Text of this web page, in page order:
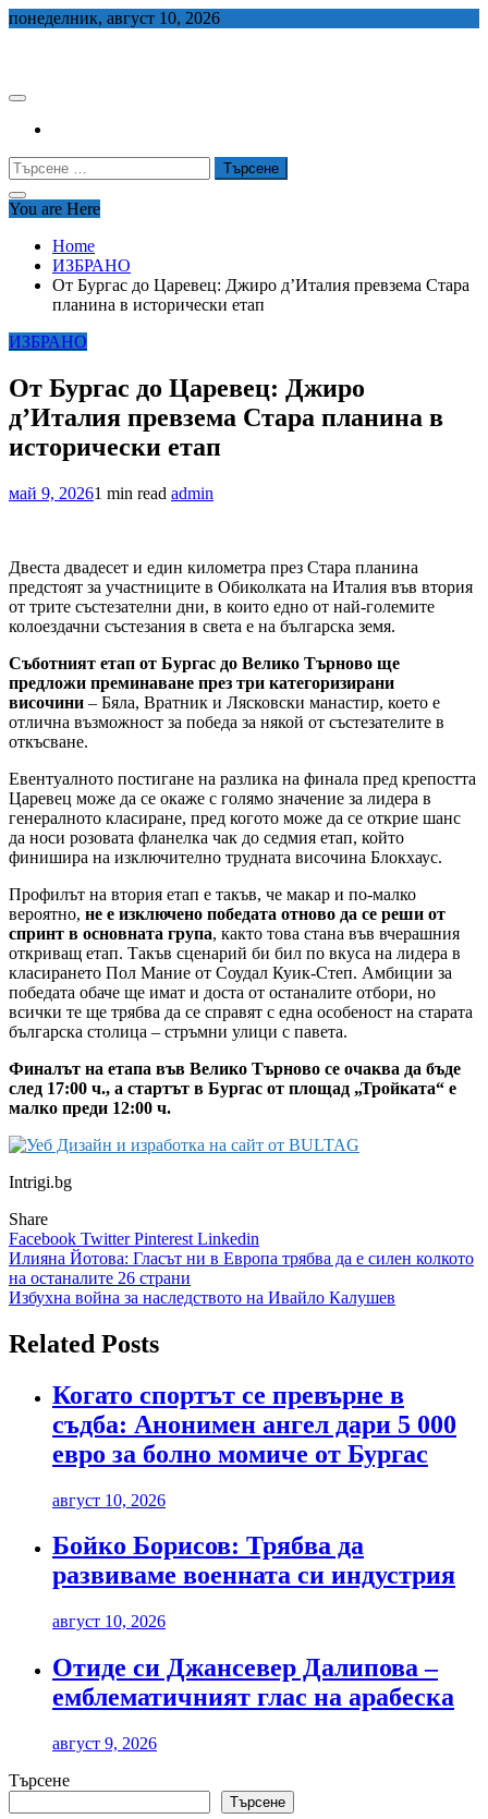
Skip
понеделник, август 10, 2026
Търсене
за:
You are Here
Home
ИЗБРАНО
От Бургас до Царевец: Джиро д’Италия превзема Стара
планина в исторически етап
ИЗБРАНО
От Бургас до Царевец: Джиро
д’Италия превзема Стара планина в
исторически етап
май 9, 20261 min read admin
Двеста двадесет и един километра през Стара планина
предстоят за участниците в Обиколката на Италия във втория
от трите състезателни дни, в които едно от най-големите
колоездачни състезания в света е на българска земя.
Съботният етап от Бургас до Велико Търново ще
предложи преминаване през три категоризирани
височини – Бяла, Вратник и Лясковски манастир, което е
отлична възможност за победа за някой от състезателите в
откъсване.
Евентуалното постигане на разлика на финала пред крепостта
Царевец може да се окаже с голямо значение за лидера в
генералното класиране, пред когото може да се открие шанс
да носи розовата фланелка чак до седмия етап, който
финишира на изключително трудната височина Блокхаус.
Профилът на втория етап е такъв, че макар и по-малко
вероятно, не е изключено победата отново да се реши от
спринт в основната група, както това стана във вчерашния
откриващ етап. Такъв сценарий би бил по вкуса на лидера в
класирането Пол Мание от Соудал Куик-Степ. Амбиции за
победата обаче ще имат и доста от останалите отбори, но
всички те ще трябва да се справят с една особеност на старата
българска столица – стръмни улици с павета.
Финалът на етапа във Велико Търново се очаква да бъде
след 17:00 ч., а стартът в Бургас от площад „Тройката“ е
малко преди 12:00 ч.
Intrigi.bg
Share
Facebook TwitterPinterest Linkedin
Навигация
Илияна Йотова: Гласът ни в Европа трябва да е силен колкото
на останалите 26 страни
Избухна война за наследството на Ивайло Калушев
Related Posts
Когато спортът се превърне в
съдба: Анонимен ангел дари 5 000
евро за болно момиче от Бургас
август 10, 2026
Бойко Борисов: Трябва да
развиваме военната си индустрия
август 10, 2026
Отиде си Джансевер Далипова –
емблематичният глас на арабеска
август 9, 2026
Търсене
Търсене